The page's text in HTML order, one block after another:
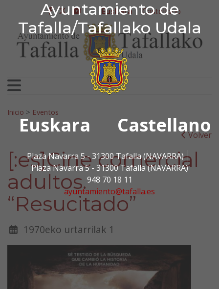
Ayuntamiento de
Tafalla/Tafallako Udala
Euskara Castellano
Plaza Navarra 5 - 31300 Tafalla (NAVARRA)
Plaza Navarra 5 - 31300 Tafalla (NAVARRA)
948 70 18 11
ayuntamiento@tafalla.es
Ir al contenido
Ayuntamiento de
facebook
twitter
youtube
Euskara Castellano
Bilatu:
Inicio > Eventos
Volver
[:es]Cine comercial
adultos.
“Resucitado”
1970eko urtarrilak 1